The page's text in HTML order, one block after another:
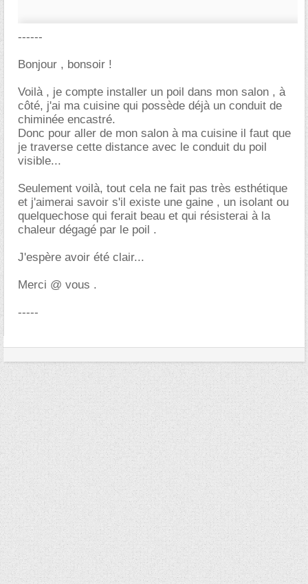
------
Bonjour , bonsoir !
Voilà , je compte installer un poil dans mon salon , à
côté, j'ai ma cuisine qui possède déjà un conduit de
chiminée encastré.
Donc pour aller de mon salon à ma cuisine il faut que
je traverse cette distance avec le conduit du poil
visible...
Seulement voilà, tout cela ne fait pas très esthétique
et j'aimerai savoir s'il existe une gaine , un isolant ou
quelquechose qui ferait beau et qui résisterai à la
chaleur dégagé par le poil .
J'espère avoir été clair...
Merci @ vous .
-----